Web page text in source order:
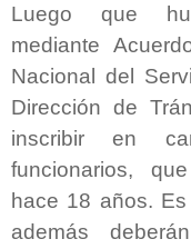
Luego que
mediante
Nacional del
Dirección de
inscribir en
funcionarios,
hace 18 años.
además